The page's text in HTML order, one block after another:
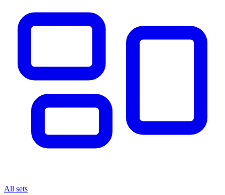
All sets